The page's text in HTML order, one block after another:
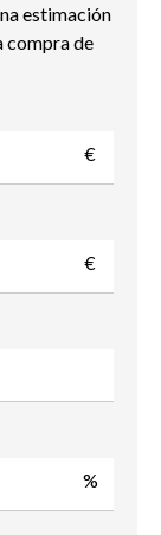
estimación
compra de
€
€
%